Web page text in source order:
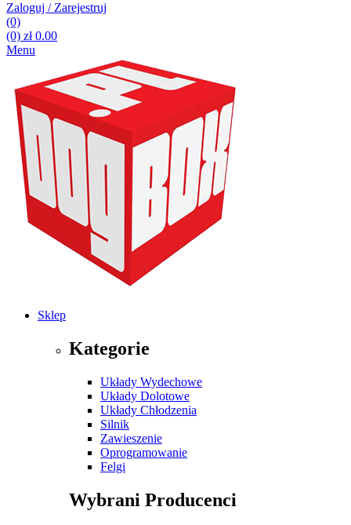
Zaloguj / Zarejestruj
(0)
(0) zł0.00
Menu
Sklep
Kategorie
Układy Wydechowe
Układy Dolotowe
Układy Chłodzenia
Silnik
Zawieszenie
Oprogramowanie
Felgi
Wybrani Producenci